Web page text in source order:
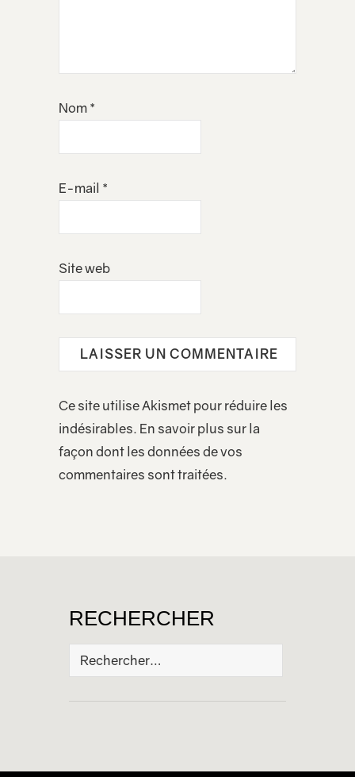
Nom *
E-mail *
Site web
Ce site utilise Akismet pour réduire les
indésirables. En savoir plus sur la
façon dont les données de vos
commentaires sont traitées.
RECHERCHER
Rechercher :